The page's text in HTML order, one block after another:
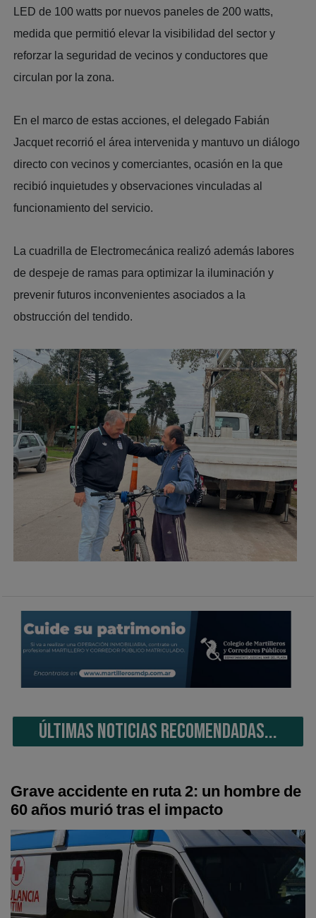
LED de 100 watts por nuevos paneles de 200 watts,
medida que permitió elevar la visibilidad del sector y
reforzar la seguridad de vecinos y conductores que
circulan por la zona.
En el marco de estas acciones, el delegado Fabián
Jacquet recorrió el área intervenida y mantuvo un diálogo
directo con vecinos y comerciantes, ocasión en la que
recibió inquietudes y observaciones vinculadas al
funcionamiento del servicio.
La cuadrilla de Electromecánica realizó además labores
de despeje de ramas para optimizar la iluminación y
prevenir futuros inconvenientes asociados a la
obstrucción del tendido.
ÚLTIMAS NOTICIAS RECOMENDADAS...
Grave accidente en ruta 2: un hombre de
60 años murió tras el impacto